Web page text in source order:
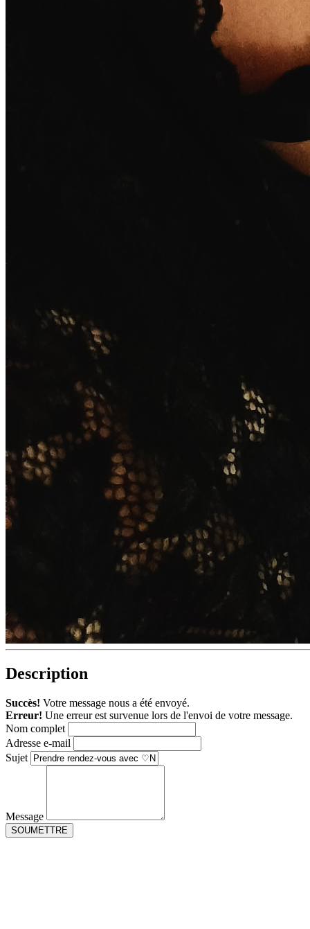
Description
Succès! Votre message nous a été envoyé.
Erreur! Une erreur est survenue lors de l'envoi de votre message.
Nom complet
Adresse e-mail
Sujet
Message